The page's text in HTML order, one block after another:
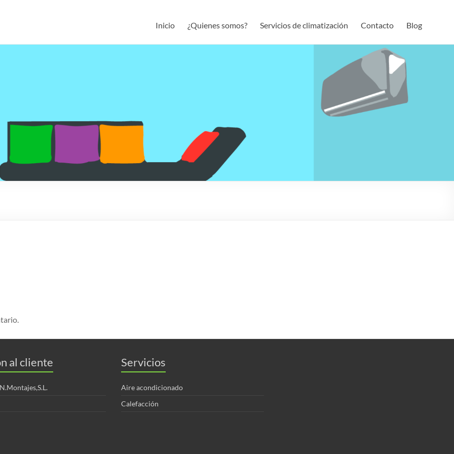
Inicio ¿Quienes somos? Servicios de climatización Contacto Blog
al cliente Servicios
Aire acondicionado
Calefacción